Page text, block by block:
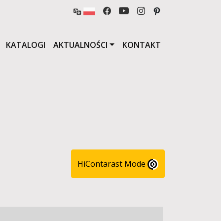
KATALOGI AKTUALNOŚCI KONTAKT
HiContarast Mode